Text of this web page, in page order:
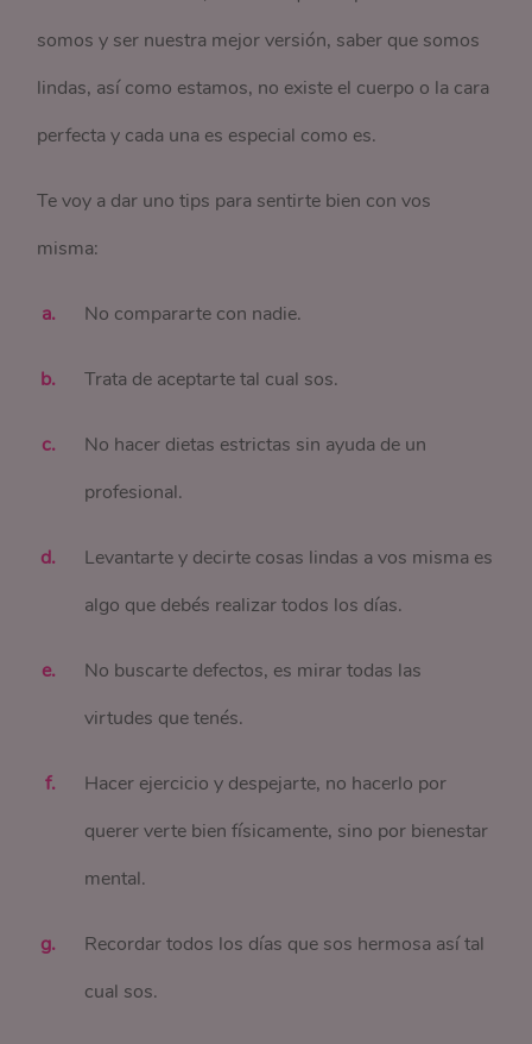
somos y ser nuestra mejor versión, saber que somos
lindas, así como estamos, no existe el cuerpo o la cara
perfecta y cada una es especial como es.
Te voy a dar uno tips para sentirte bien con vos
misma:
No compararte con nadie.
Trata de aceptarte tal cual sos.
No hacer dietas estrictas sin ayuda de un
profesional.
Levantarte y decirte cosas lindas a vos misma es
algo que debés realizar todos los días.
No buscarte defectos, es mirar todas las
virtudes que tenés.
Hacer ejercicio y despejarte, no hacerlo por
querer verte bien físicamente, sino por bienestar
mental.
Recordar todos los días que sos hermosa así tal
cual sos.